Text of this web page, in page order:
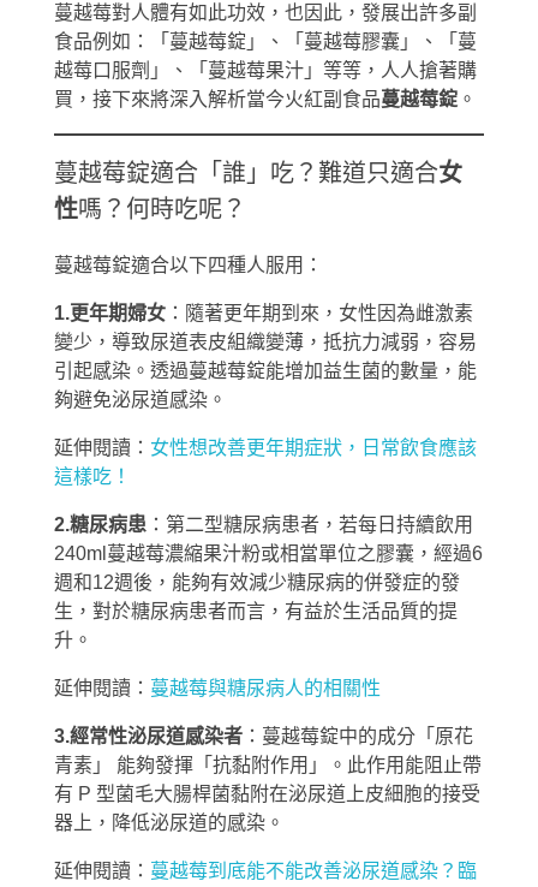
蔓越莓對人體有如此功效，也因此，發展出許多副
食品例如：「蔓越莓錠」、「蔓越莓膠囊」、「蔓
越莓口服劑」、「蔓越莓果汁」等等，人人搶著購
買，接下來將深入解析當今火紅副食品蔓越莓錠 。
蔓越莓錠適合「誰」吃？難道只適合女
性嗎？何時吃呢？
蔓越莓錠適合以下四種人服用：
1.更年期婦女 ：隨著更年期到來，女性因為雌激素
變少，導致尿道表皮組織變薄，抵抗力減弱，容易
引起感染。透過蔓越莓錠能增加益生菌的數量，能
夠避免泌尿道感染。
延伸閱讀： 女性想改善更年期症狀，日常飲食應該
這樣吃！
2.糖尿病患 ：第二型糖尿病患者，若每日持續飲用
240ml蔓越莓濃縮果汁粉或相當單位之膠囊，經過6
週和12週後，能夠有效減少糖尿病的併發症的發
生，對於糖尿病患者而言，有益於生活品質的提
升。
延伸閱讀： 蔓越莓與糖尿病人的相關性
3.經常性泌尿道感染者 ：蔓越莓錠中的成分「原花
青素」 能夠發揮「抗黏附作用」。此作用能阻止帶
有 P 型菌毛大腸桿菌黏附在泌尿道上皮細胞的接受
器上，降低泌尿道的感染。
延伸閱讀： 蔓越莓到底能不能改善泌尿道感染？臨